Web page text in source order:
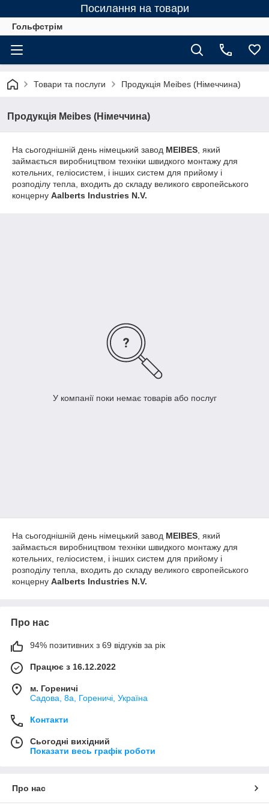
Посилання на товари
Гольфстрім
Товари та послуги Продукція Meibes (Німеччина)
Продукція Meibes (Німеччина)
На сьогоднішній день німецький завод MEIBES , який
займається виробництвом техніки швидкого монтажу для
котельних, геліосистем, і інших систем для прийому і
розподілу тепла, входить до складу великого європейського
концерну Aalberts Industries N.V.
У компанії поки немає товарів або послуг
На сьогоднішній день німецький завод MEIBES, який
займається виробництвом техніки швидкого монтажу для
котельних, геліосистем, і інших систем для прийому і
розподілу тепла, входить до складу великого європейського
концерну Aalberts Industries N.V.
Про нас
94% позитивних з 69 відгуків за рік
Працює з 16.12.2022
м. Гореничі
Садова, 8а, Гореничі, Україна
Контакти
Сьогодні вихідний
Показати весь графік роботи
Про нас